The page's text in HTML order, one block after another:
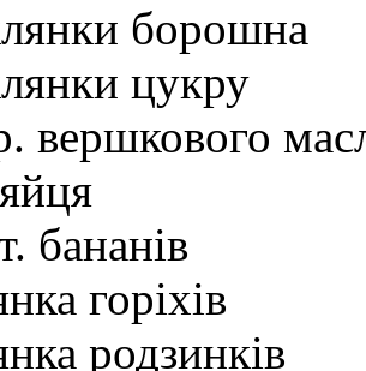
борошна
цукру
вершкового
яйця
бананів
горіхів
родзинків